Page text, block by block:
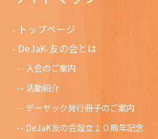
トップページ
DeJaK-友の会とは
入会のご案内
活動紹介
デーヤック発行冊子のご案内
DeJaK友の会設立１０周年記念